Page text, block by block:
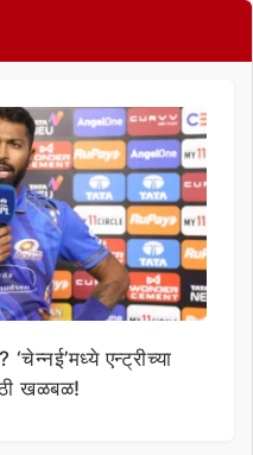
‘चेन्नई’मध्ये एन्ट्रीच्या
खळबळ!